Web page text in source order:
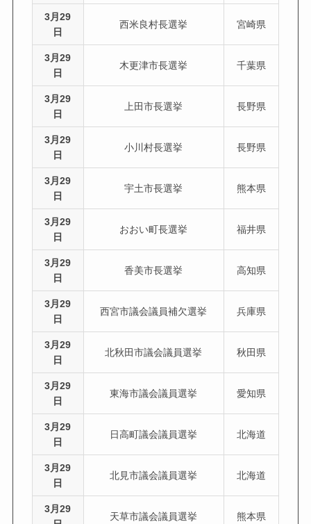
3月29
日
西米良村長選挙 宮崎県
3月29
日
木更津市長選挙 千葉県
3月29
日
上田市長選挙 長野県
3月29
日
小川村長選挙 長野県
3月29
日
宇土市長選挙 熊本県
3月29
日
おおい町長選挙 福井県
3月29
日
香美市長選挙 高知県
3月29
日
西宮市議会議員補欠選挙 兵庫県
3月29
日
北秋田市議会議員選挙 秋田県
3月29
日
東海市議会議員選挙 愛知県
3月29
日
日高町議会議員選挙 北海道
3月29
日
北見市議会議員選挙 北海道
3月29
天草市議会議員選挙 熊本県